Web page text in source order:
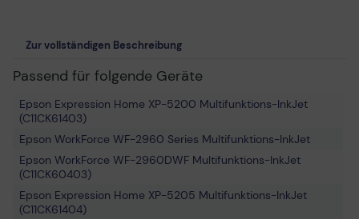
Zur vollständigen Beschreibung
Passend für folgende Geräte
Epson Expression Home XP-5200 Multifunktions-InkJet
(C11CK61403)
Epson WorkForce WF-2960 Series Multifunktions-InkJet
Epson WorkForce WF-2960DWF Multifunktions-InkJet
(C11CK60403)
Epson Expression Home XP-5205 Multifunktions-InkJet
(C11CK61404)